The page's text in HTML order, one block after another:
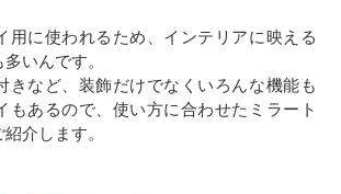
用に使われるため、インテリアに映える
いんです。
きなど、装飾だけでなくいろんな機能も
もあるので、使い方に合わせたミラート
介します。